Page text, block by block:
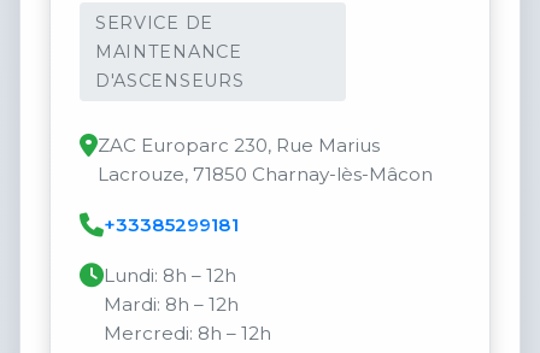
SERVICE DE
MAINTENANCE
D'ASCENSEURS
ZAC Europarc 230, Rue Marius
Lacrouze, 71850 Charnay-lès-Mâcon
+33385299181
Lundi: 8h – 12h
Mardi: 8h – 12h
Mercredi: 8h – 12h